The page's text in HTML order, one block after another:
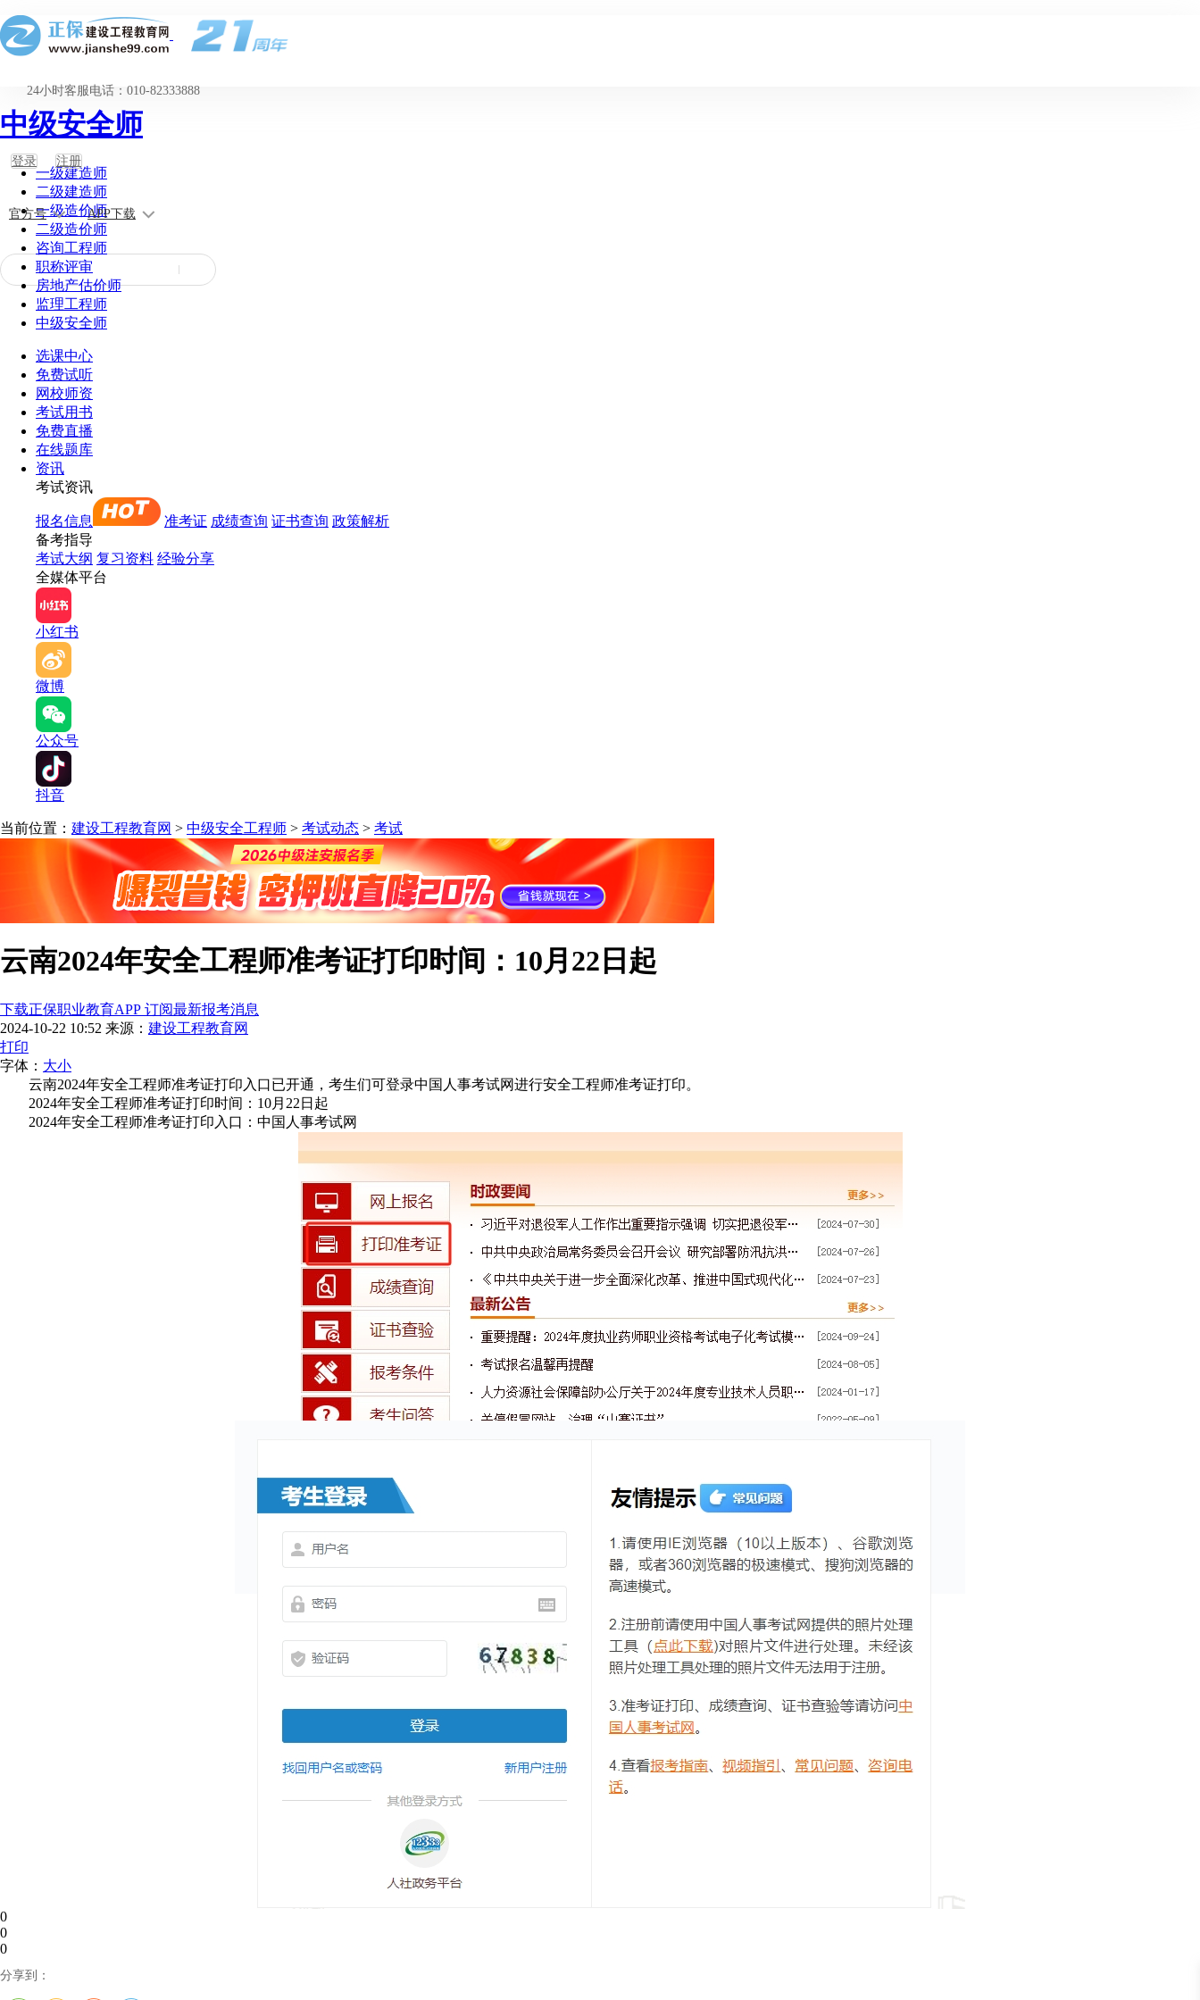
24小时客服电话：010-82333888
登录 注册
官方号 APP下载
中级安全师
一级建造师
二级建造师
一级造价师
二级造价师
咨询工程师
职称评审
房地产估价师
监理工程师
中级安全师
选课中心
免费试听
网校师资
考试用书
免费直播
在线题库
资讯
考试资讯
报名信息 准考证 成绩查询 证书查询 政策解析
备考指导
考试大纲 复习资料 经验分享
全媒体平台
小红书
微博
公众号
抖音
当前位置： 建设工程教育网 > 中级安全工程师 > 考试动态 > 考试
云南2024年安全工程师准考证打印时间：10月22日起
下载正保职业教育APP 订阅最新报考消息
2024-10-22 10:52 来源： 建设工程教育网
打印
字体： 大小
云南2024年安全工程师准考证打印入口已开通，考生们可登录中国人事考试网进行安全工程师准考证打印。
2024年安全工程师准考证打印时间：10月22日起
2024年安全工程师准考证打印入口：中国人事考试网
0
0
0
分享到：